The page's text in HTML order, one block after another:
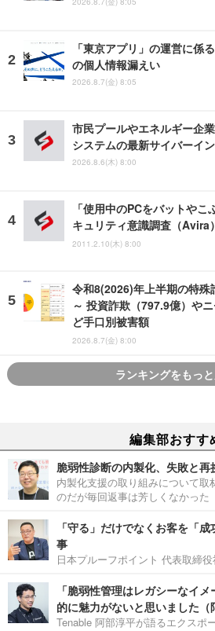
「東京アプリ」の運営に係
の個人情報漏えい
2026.8.7(金) 8:05
市民プールやエネルギー企
システムの最新サイバーイ
2026.8.6(木) 8:00
「使用中のPCをバットや
キュリティ意識調査（Avira）
2011.2.10(木) 8:00
令和8(2026)年上半期の特
～ 投資詐欺（797.9億）や
ど手口別被害額
2026.8.7(金) 8:00
ランキングをもっ
編集部おすす
脆弱性診断の内製化、失敗と
内製化支援の取り組みについて取
のだが毎回返事は芳しくなかった
「守る」だけでなくお客を「
事
日本プルーフポイント 代表取締
「脆弱性管理はレガシーなイ
的に魅力がないと思いました（
Tenable 阿部淳平が語るエクスポ